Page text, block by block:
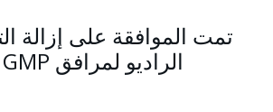
تمت الموافقة على إزالة